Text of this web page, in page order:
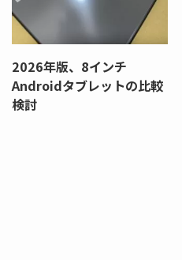
2026年版、8インチ
Androidタブレットの比較
検討